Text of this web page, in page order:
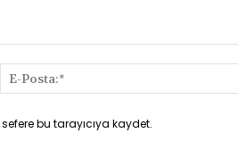
bu tarayıcıya kaydet.